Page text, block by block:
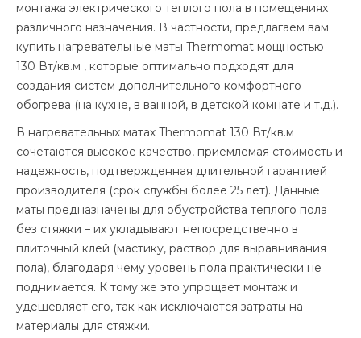
монтажа электрического теплого пола в помещениях
различного назначения. В частности, предлагаем вам
купить нагревательные маты Thermomat мощностью
130 Вт/кв.м , которые оптимально подходят для
создания систем дополнительного комфортного
обогрева (на кухне, в ванной, в детской комнате и т.д.).
В нагревательных матах Thermomat 130 Вт/кв.м
сочетаются высокое качество, приемлемая стоимость и
надежность, подтвержденная длительной гарантией
производителя (срок службы более 25 лет). Данные
маты предназначены для обустройства теплого пола
без стяжки – их укладывают непосредственно в
плиточный клей (мастику, раствор для выравнивания
пола), благодаря чему уровень пола практически не
поднимается. К тому же это упрощает монтаж и
удешевляет его, так как исключаются затраты на
материалы для стяжки.